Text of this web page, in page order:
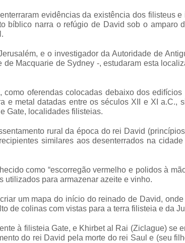
evidências da existência dos filisteus e
bíblico narra o refúgio de David sob o amparo
e o investigador da Autoridade de
Macquarie de Sydney -, estudaram esta
oferendas colocadas debaixo dos edifícios
e metal datadas entre os séculos XII e XI a.C.,
Gate, localidades filisteias.
rural da época do rei David
similares aos desenterrados na
como “escorregão vermelho e polidos à
utilizados para armazenar azeite e vinho.
um mapa do início do reinado de David,
de colinas com vistas para a terra filisteia e da
à filisteia Gate, e Khirbet al Rai (Ziclague) se
do rei David pela morte do rei Saul e (seu